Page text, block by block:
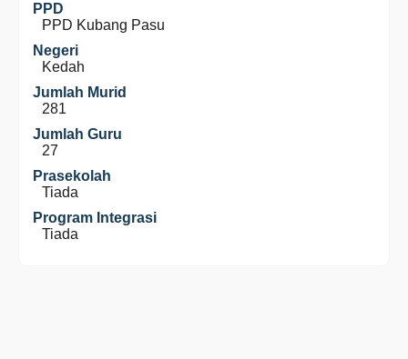
PPD
PPD Kubang Pasu
Negeri
Kedah
Jumlah Murid
281
Jumlah Guru
27
Prasekolah
Tiada
Program Integrasi
Tiada